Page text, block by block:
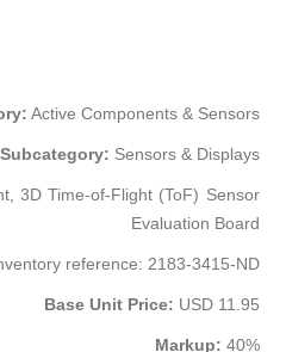
Active Components & Sensors
Subcategory: Sensors & Displays
3D Time-of-Flight (ToF) Sensor
Evaluation Board
reference: 2183-3415-ND
Base Unit Price: USD 11.95
Markup: 40%